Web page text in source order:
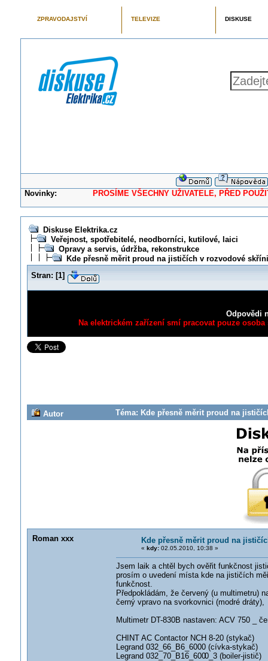
ZPRAVODAJSTVÍ TELEVIZE DISKUSE
Novinky: PROSÍME VŠECHNY UŽIVATELE, PŘED
Diskuse Elektrika.cz
Veřejnost, spotřebitelé, neodborníci, kutilové, laici
Opravy a servis, údržba, rekonstrukce
Kde přesně měrit proud na jističích v rozvodové
Stran: [1]
Odpovědi
Na elektrickém zařízení smí pracovat pouze
Autor Téma: Kde přesně měrit proud na
Roman xxx Kde přesně měrit proud na
« kdy:02.05.2010, 10:38 »
Jsem laik a chtěl bych ověřit funkčnost
prosím o uvedení místa kde na jističích
funkčnost.
Předpokládám, že červený (u multimetru)
černý vpravo na svorkovnici (modré
Multimetr DT-830B nastaven: ACV 750 _
CHINT AC Contactor NCH 8-20 (stykač)
Legrand 032_66_B6_6000 (cívka-stykač)
Legrand 032_70_B16_6000_3 (boiler-jistič)